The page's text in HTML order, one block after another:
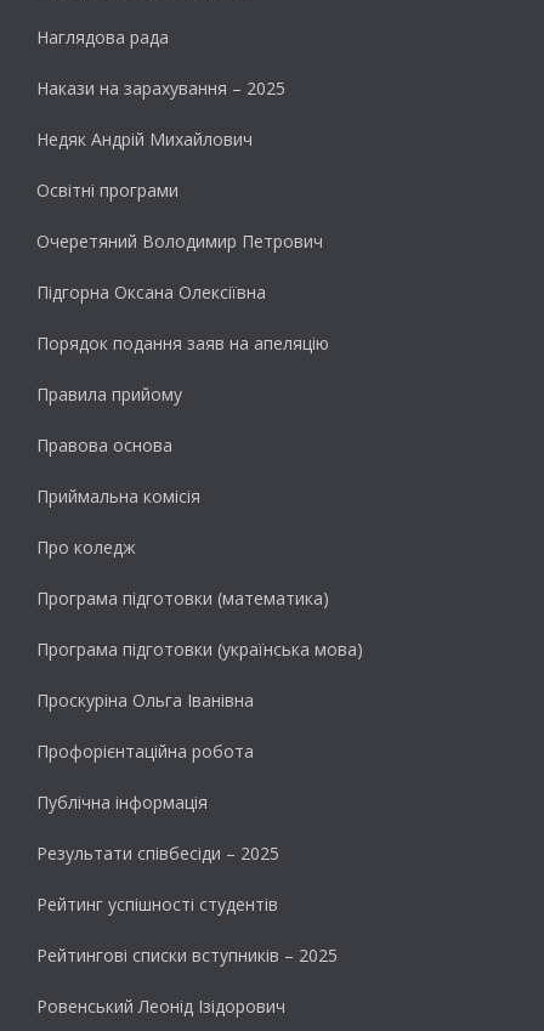
Наглядова рада
Накази на зарахування – 2025
Недяк Андрій Михайлович
Освітні програми
Очеретяний Володимир Петрович
Підгорна Оксана Олексіївна
Порядок подання заяв на апеляцію
Правила прийому
Правова основа
Приймальна комісія
Про коледж
Програма підготовки (математика)
Програма підготовки (українська мова)
Проскуріна Ольга Іванівна
Профорієнтаційна робота
Публічна інформація
Результати cпівбесіди – 2025
Рейтинг успішності студентів
Рейтингові списки вступників – 2025
Ровенський Леонід Ізідорович